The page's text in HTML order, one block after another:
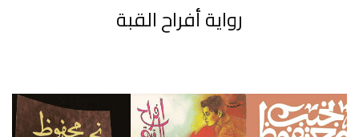
رواية أفراح القبة